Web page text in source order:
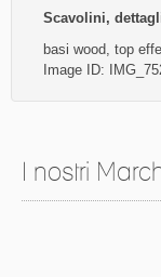
Scavolini,
basi wood, top
Image ID:
I nostri